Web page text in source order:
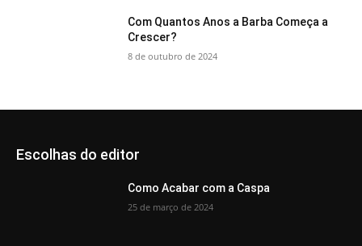
Com Quantos Anos a Barba Começa a
Crescer?
8 de outubro de 2024
Escolhas do editor
Como Acabar com a Caspa
25 de março de 2024